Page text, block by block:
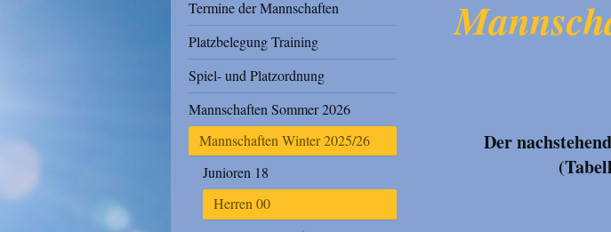
Der
Termine der Mannschaften
Platzbelegung Training
Spiel- und Platzordnung
Mannschaften Sommer 2026
Mannschaften Winter 2025/26
Junioren 18
Herren 00